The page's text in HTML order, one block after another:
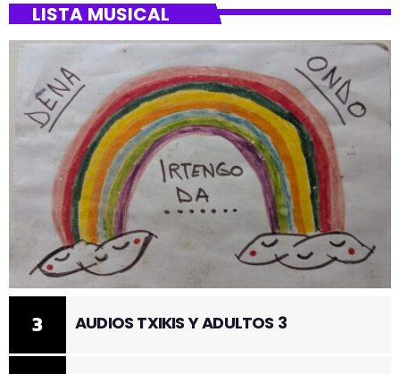
LISTA MUSICAL
3 AUDIOS TXIKIS Y ADULTOS 3